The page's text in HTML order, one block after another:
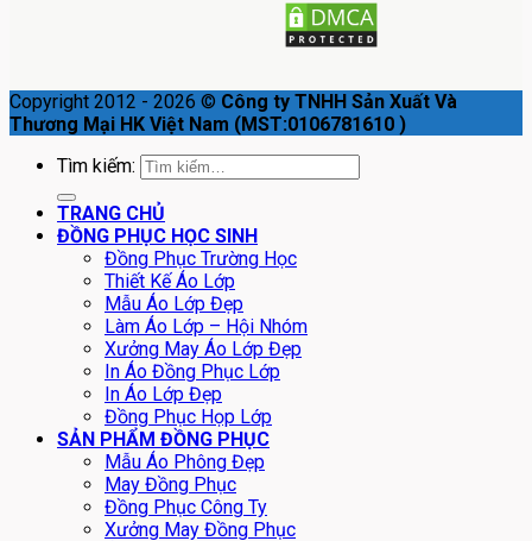
Copyright 2012 - 2026 © Công ty TNHH Sản Xuất Và
Thương Mại HK Việt Nam (MST:0106781610 )
Tìm kiếm:
TRANG CHỦ
ĐỒNG PHỤC HỌC SINH
Đồng Phục Trường Học
Thiết Kế Áo Lớp
Mẫu Áo Lớp Đẹp
Làm Áo Lớp – Hội Nhóm
Xưởng May Áo Lớp Đẹp
In Áo Đồng Phục Lớp
In Áo Lớp Đẹp
Đồng Phục Họp Lớp
SẢN PHẨM ĐỒNG PHỤC
Mẫu Áo Phông Đẹp
May Đồng Phục
Đồng Phục Công Ty
Xưởng May Đồng Phục